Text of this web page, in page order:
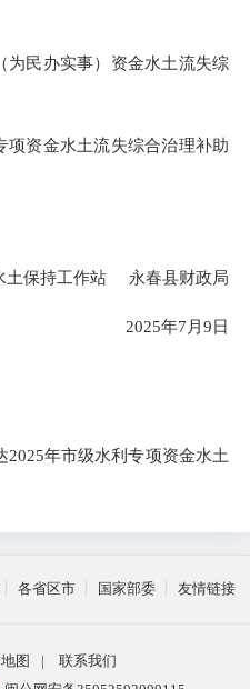
民办实事）资金水土流失综
资金水土流失综合治理补助
保持工作站 永春县财政局
2025年7月9日
年市级水利专项资金水土
各省区市 国家部委 友情链接
图 |
联系我们